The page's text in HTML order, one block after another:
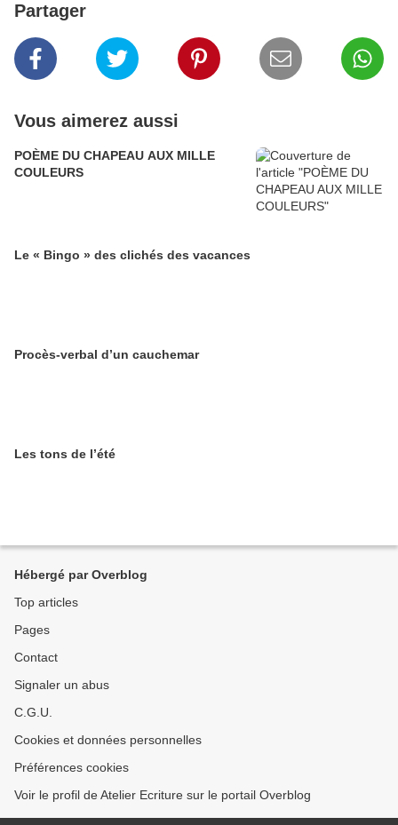
Partager
Vous aimerez aussi
POÈME DU CHAPEAU AUX MILLE
COULEURS
Le « Bingo » des clichés des vacances
Procès-verbal d’un cauchemar
Les tons de l’été
Hébergé par Overblog
Top articles
Pages
Contact
Signaler un abus
C.G.U.
Cookies et données personnelles
Préférences cookies
Voir le profil de Atelier Ecriture sur le portail Overblog